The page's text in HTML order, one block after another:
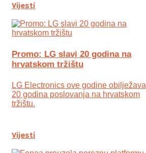
Vijesti
Promo: LG slavi 20 godina na
hrvatskom tržištu
LG Electronics ove godine obilježava
20 godina poslovanja na hrvatskom
tržištu.
Vijesti